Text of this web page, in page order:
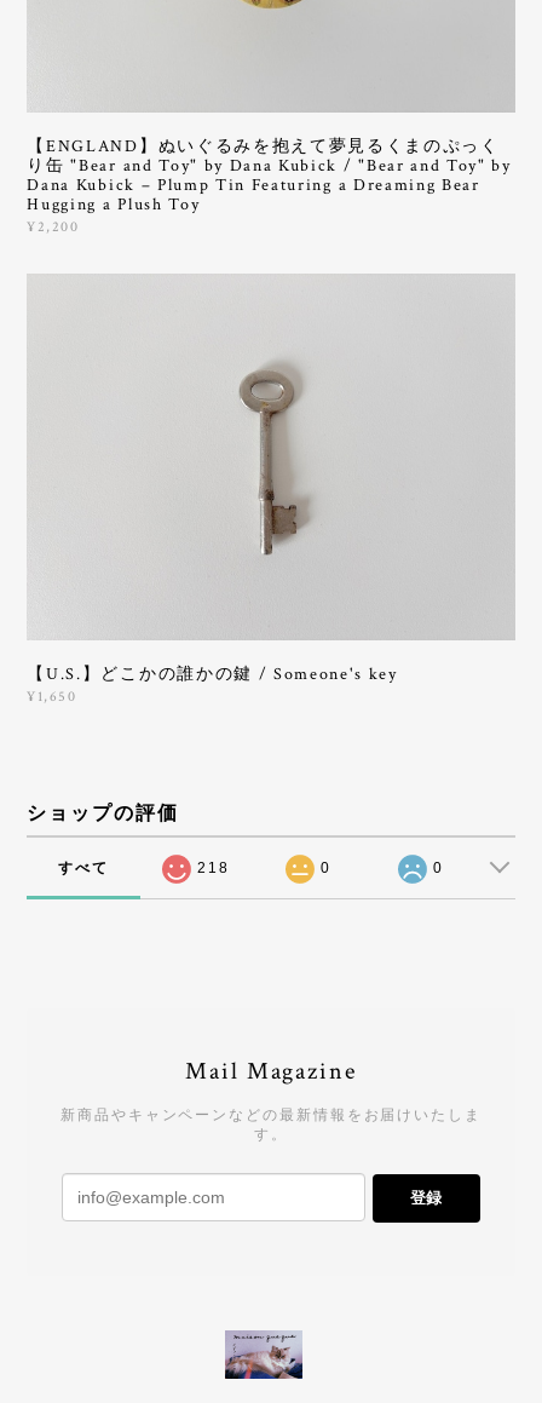
【ENGLAND】ぬいぐるみを抱えて夢見るくまのぷっく
り缶 "Bear and Toy" by Dana Kubick / "Bear and Toy" by
Dana Kubick – Plump Tin Featuring a Dreaming Bear
Hugging a Plush Toy
¥2,200
【U.S.】どこかの誰かの鍵 / Someone's key
¥1,650
ショップの評価
すべて 218 0 0
Mail Magazine
新商品やキャンペーンなどの最新情報をお届けいたしま
す。
登録